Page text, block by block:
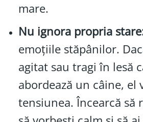
mare.
Nu ignora propria
emoțiile stăpânilor.
agitat sau tragi în lesă
abordează un câine, el
tensiunea. Încearcă să